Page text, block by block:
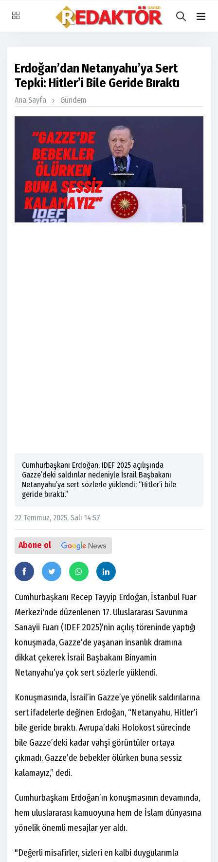
Erdoğan’dan Netanyahu’ya Sert
Tepki: Hitler’i Bile Geride Bıraktı
Ana Sayfa Gündem
Cumhurbaşkanı Erdoğan, IDEF 2025 açılışında
Gazze’deki saldırılar nedeniyle İsrail Başbakanı
Netanyahu’ya sert sözlerle yüklendi: “Hitler’i bile
geride bıraktı.”
22 Temmuz, 2025, Salı 14:57
Abone ol
Cumhurbaşkanı Recep Tayyip Erdoğan, İstanbul Fuar
Merkezi'nde düzenlenen 17. Uluslararası Savunma
Sanayii Fuarı (IDEF 2025)’nin açılış töreninde yaptığı
konuşmada, Gazze’de yaşanan insanlık dramına
dikkat çekerek İsrail Başbakanı Binyamin
Netanyahu’ya çok sert sözlerle yüklendi.
Konuşmasında, İsrail’in Gazze’ye yönelik saldırılarına
sert ifadelerle değinen Erdoğan, “Netanyahu, Hitler’i
bile geride bıraktı. Avrupa’daki Holokost sürecinde
bile Gazze’deki kadar vahşi görüntüler ortaya
çıkmadı. Gazze’de bebekler ölürken buna sessiz
kalamayız,” dedi.
Cumhurbaşkanı Erdoğan’ın konuşmasının devamında,
hem uluslararası kamuoyuna hem de İslam dünyasına
yönelik önemli mesajlar yer aldı.
"Değerli misafirler, sizleri en kalbi duygularımla